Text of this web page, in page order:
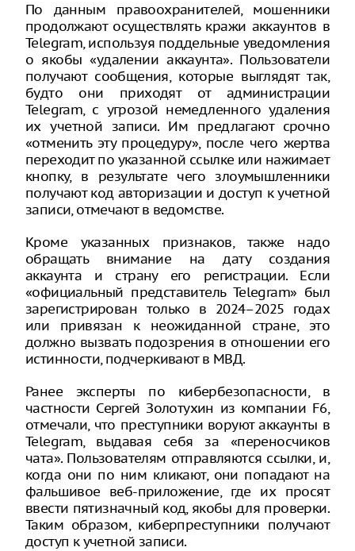
По данным правоохранителей, мошенники
продолжают осуществлять кражи аккаунтов в
Telegram, используя поддельные уведомления
о якобы «удалении аккаунта». Пользователи
получают сообщения, которые выглядят так,
будто они приходят от администрации
Telegram, с угрозой немедленного удаления
их учетной записи. Им предлагают срочно
«отменить эту процедуру», после чего жертва
переходит по указанной ссылке или нажимает
кнопку, в результате чего злоумышленники
получают код авторизации и доступ к учетной
записи, отмечают в ведомстве.
Кроме указанных признаков, также надо
обращать внимание на дату создания
аккаунта и страну его регистрации. Если
«официальный представитель Telegram» был
зарегистрирован только в 2024–2025 годах
или привязан к неожиданной стране, это
должно вызвать подозрения в отношении его
истинности, подчеркивают в МВД.
Ранее эксперты по кибербезопасности, в
частности Сергей Золотухин из компании F6,
отмечали, что преступники воруют аккаунты в
Telegram, выдавая себя за «переносчиков
чата». Пользователям отправляются ссылки, и,
когда они по ним кликают, они попадают на
фальшивое веб-приложение, где их просят
ввести пятизначный код, якобы для проверки.
Таким образом, киберпреступники получают
доступ к учетной записи.